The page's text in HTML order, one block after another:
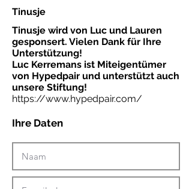
Tinusje
Tinusje wird von Luc und Lauren
gesponsert. Vielen Dank für Ihre
Unterstützung!
Luc Kerremans ist Miteigentümer
von Hypedpair und unterstützt auch
unsere Stiftung!
https://www.hypedpair.com/
Ihre Daten